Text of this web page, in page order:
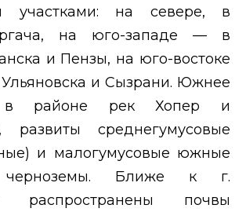
участками: на севере, в
на юго-западе — в
и Пензы, на юго-востоке
и Сызрани. Южнее
в районе рек Хопер и
развиты среднегумусовые
и малогумусовые южные
черноземы. Ближе к г.
распространены почвы